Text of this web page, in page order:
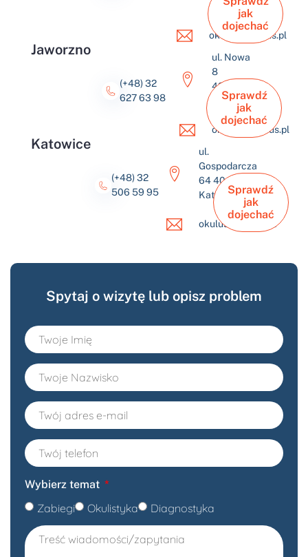
Biała
okulus@okulus.pl
jak
dojechać
Jaworzno
(+48) 32
627 63 98
ul. Nowa
8
43-600
Jaworzno
okulus@okulus.pl
Sprawdź
jak
dojechać
Katowice
(+48) 32
506 59 95
ul.
Gospodarcza
64 40-432
Katowice
okulus@okulus.pl
Sprawdź
jak
dojechać
Spytaj o wizytę lub opisz problem
Wybierz temat
Zabiegi Okulistyka Diagnostyka